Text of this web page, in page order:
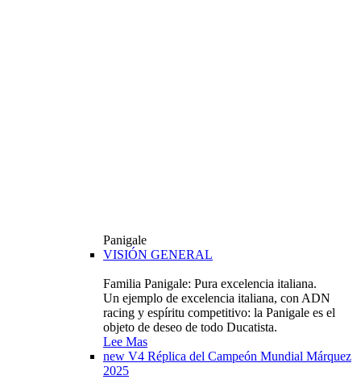
Panigale
VISIÓN GENERAL
Familia Panigale: Pura excelencia italiana.
Un ejemplo de excelencia italiana, con ADN
racing y espíritu competitivo: la Panigale es el
objeto de deseo de todo Ducatista.
Lee Mas
new V4 Réplica del Campeón Mundial Márquez
2025